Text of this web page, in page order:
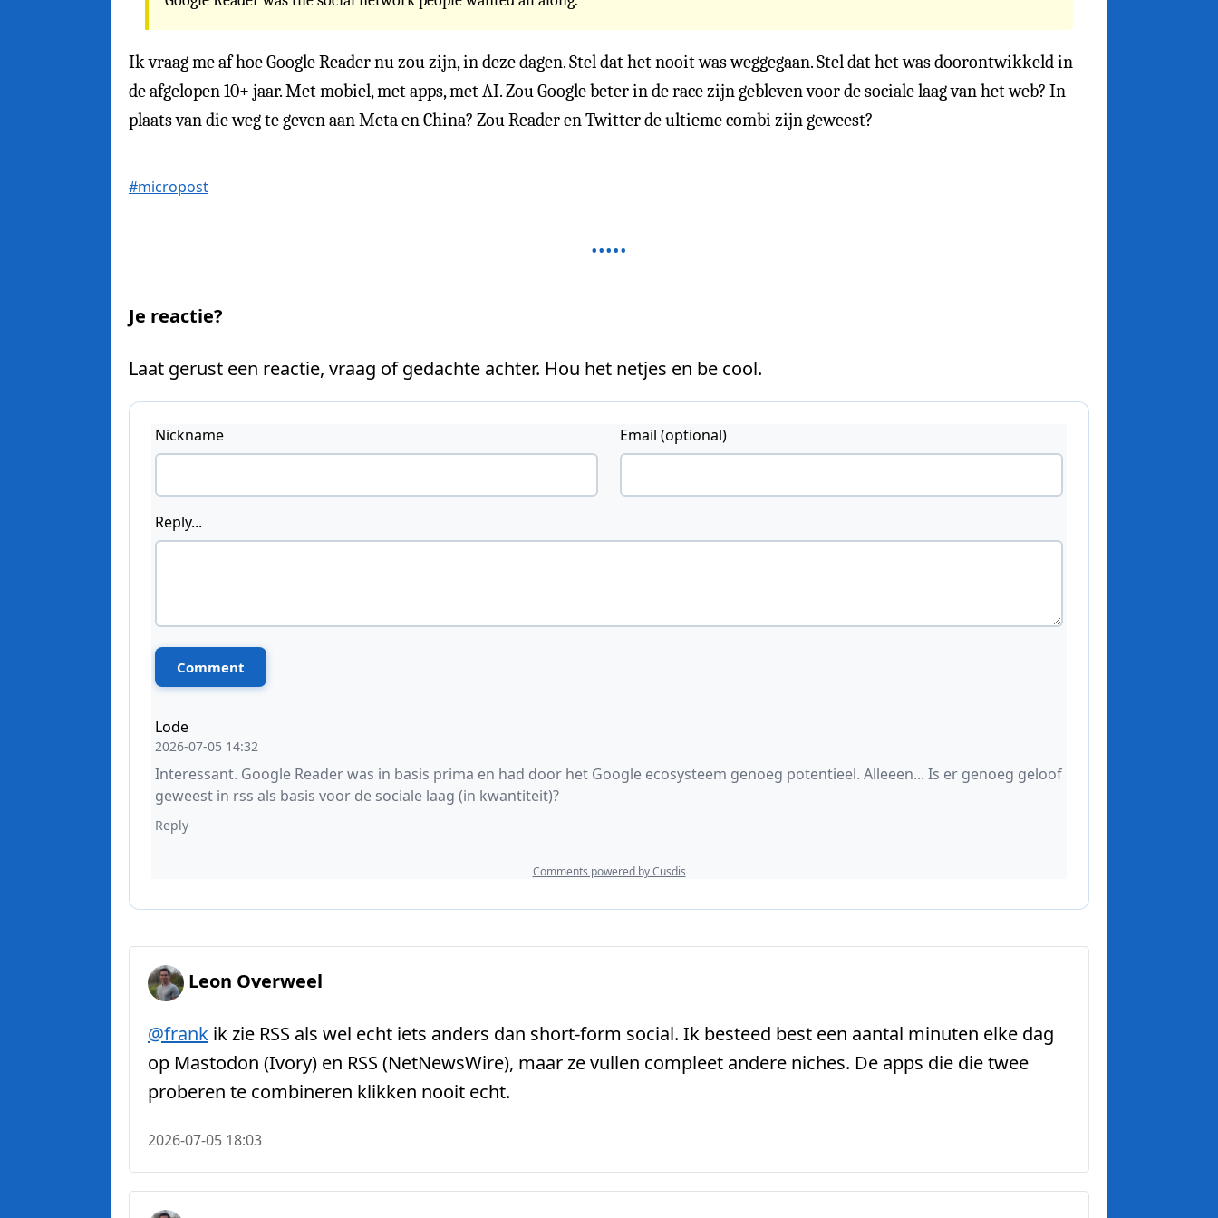
Ik vraag me af hoe Google Reader nu zou zijn, in deze dagen. Stel dat het nooit was weggegaan. Stel dat het was doorontwikkeld in
de afgelopen 10+ jaar. Met mobiel, met apps, met AI. Zou Google beter in de race zijn gebleven voor de sociale laag van het web? In
plaats van die weg te geven aan Meta en China? Zou Reader en Twitter de ultieme combi zijn geweest?
#micropost
Je reactie?
Laat gerust een reactie, vraag of gedachte achter. Hou het netjes en be cool.
Leon Overweel
@frank ik zie RSS als wel echt iets anders dan short-form social. Ik besteed best een aantal minuten elke dag
op Mastodon (Ivory) en RSS (NetNewsWire), maar ze vullen compleet andere niches. De apps die die twee
proberen te combineren klikken nooit echt.
2026-07-05 18:03